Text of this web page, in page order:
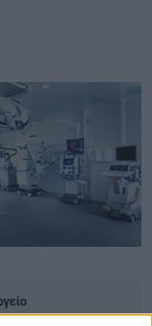
ο πιο σύγχρονος και